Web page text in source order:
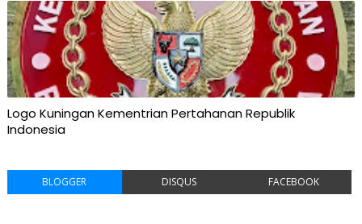
Logo Kuningan Kementrian Pertahanan Republik
Indonesia
BLOGGER DISQUS FACEBOOK